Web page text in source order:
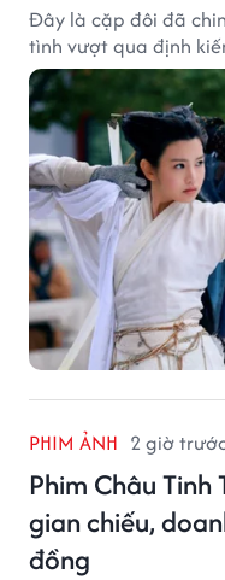
Đây là cặp đôi đã
tình vượt qua định
PHIM ẢNH 2 giờ
Phim Châu
gian chiếu,
đồng